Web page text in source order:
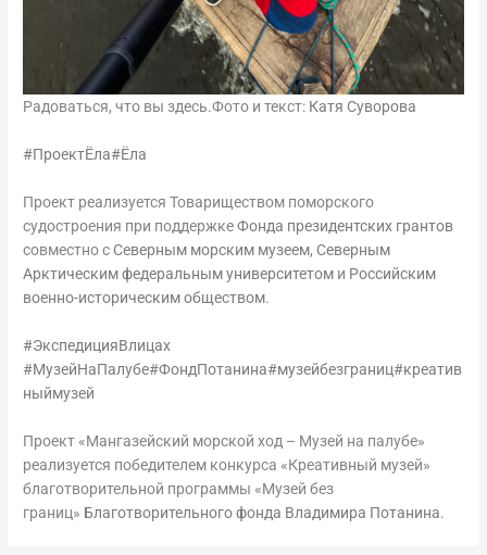
Радоваться, что вы здесь.Фото и текст: Катя Суворова
#ПроектЁла#Ёла
Проект реализуется Товариществом поморского
судостроения при поддержкеФонда президентских грантов
совместно с Северным морским музеем, Северным
Арктическим федеральным университетом и Российским
военно-историческим обществом.
#ЭкспедицияВлицах
#МузейНаПалубе#ФондПотанина#музейбезграниц#креатив
ныймузей
Проект «Мангазейский морской ход – Музей на палубе»
реализуется победителем конкурса «Креативный музей»
благотворительной программы «Музей без
границ» Благотворительного фонда Владимира Потанина.